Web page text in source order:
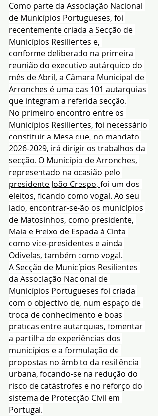
Como parte da Associação Nacional
de Municípios Portugueses, foi
recentemente criada a Secção de
Municípios Resilientes e,
conforme deliberado na primeira
reunião do executivo autárquico do
mês de Abril, a Câmara Municipal de
Arronches é uma das 101 autarquias
que integram a referida secção.
No primeiro encontro entre os
Municípios Resilientes, foi necessário
constituir a Mesa que, no mandato
2026-2029, irá dirigir os trabalhos da
secção. O Município de Arronches,
representado na ocasião pelo
presidente João Crespo, foi um dos
eleitos, ficando como vogal. Ao seu
lado, encontrar-se-ão os municípios
de Matosinhos, como presidente,
Maia e Freixo de Espada à Cinta
como vice-presidentes e ainda
Odivelas, também como vogal.
A Secção de Municípios Resilientes
da Associação Nacional de
Municípios Portugueses foi criada
com o objectivo de, num espaço de
troca de conhecimento e boas
práticas entre autarquias, fomentar
a partilha de experiências dos
municípios e a formulação de
propostas no âmbito da resiliência
urbana, focando-se na redução do
risco de catástrofes e no reforço do
sistema de Protecção Civil em
Portugal.